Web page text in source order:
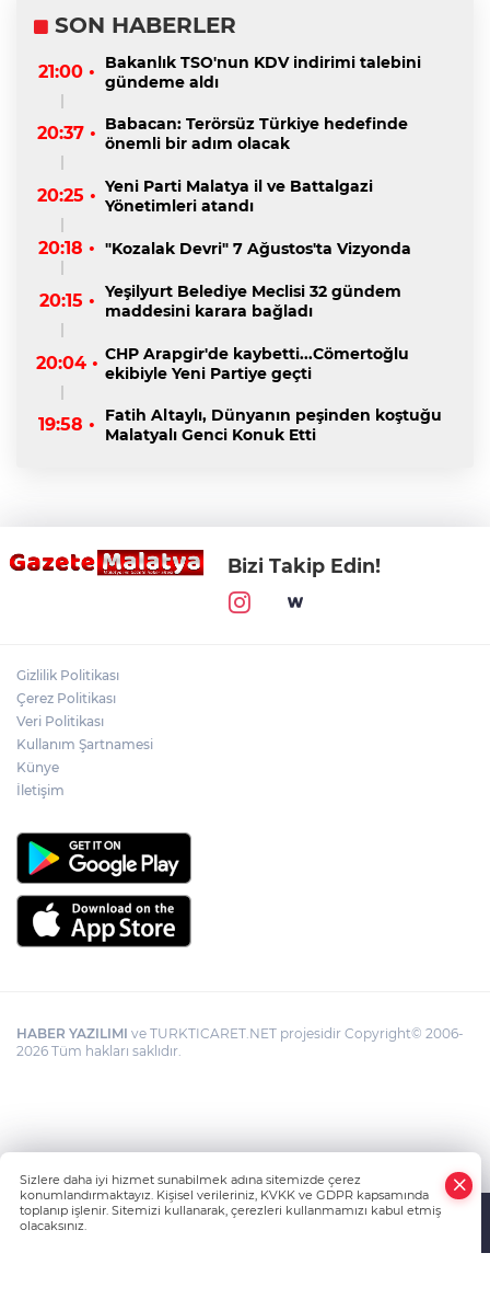
SON HABERLER
21:00 •
Bakanlık TSO'nun KDV indirimi talebini
gündeme aldı
20:37 • Babacan: Terörsüz Türkiye hedefinde
önemli bir adım olacak
20:25 • Yeni Parti Malatya il ve Battalgazi
Yönetimleri atandı
20:18 • "Kozalak Devri" 7 Ağustos'ta Vizyonda
20:15 • Yeşilyurt Belediye Meclisi 32 gündem
maddesini karara bağladı
20:04 • CHP Arapgir'de kaybetti...Cömertoğlu
ekibiyle Yeni Partiye geçti
19:58 •
Fatih Altaylı, Dünyanın peşinden koştuğu
Malatyalı Genci Konuk Etti
Bizi Takip Edin!
Gizlilik Politikası
Çerez Politikası
Veri Politikası
Kullanım Şartnamesi
Künye
İletişim
HABER YAZILIMI ve TURKTICARET.NET projesidir Copyright© 2006-
2026 Tüm hakları saklıdır.
Sizlere daha iyi hizmet sunabilmek adına sitemizde çerez
konumlandırmaktayız. Kişisel verileriniz, KVKK ve GDPR kapsamında
toplanıp işlenir. Sitemizi kullanarak, çerezleri kullanmamızı kabul etmiş
olacaksınız.